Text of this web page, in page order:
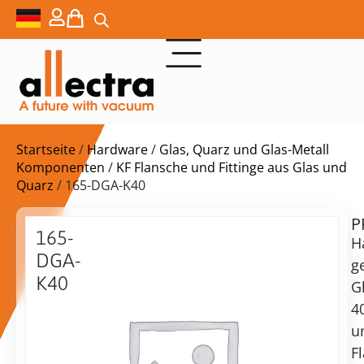
Startseite/ Hardware/ Glas, Quarz und Glas-Metall
Komponenten / KF Flansche und Fittinge aus Glas und
Quarz / 165-DGA-K40
165-
DGA-
K40
$